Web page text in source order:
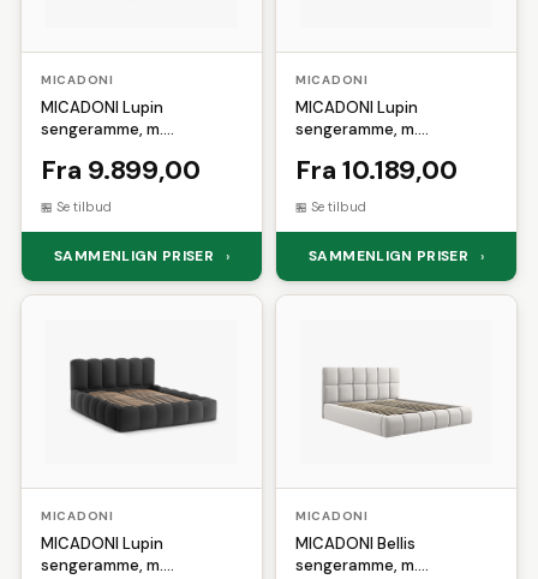
MICADONI
MICADONI Lupin
sengeramme, m.
antracitgrå struktur stof
Fra 9.899,00
Se tilbud
SAMMENLIGN PRISER ›
MICADONI
MICADONI Lupin
sengeramme, m.
antracitgrå struktur stof
Fra 10.189,00
Se tilbud
SAMMENLIGN PRISER ›
MICADONI
MICADONI Lupin
sengeramme, m.
MICADONI
MICADONI Bellis
sengeramme, m.